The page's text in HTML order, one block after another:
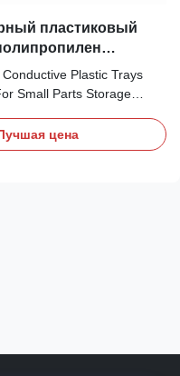
пластиковый
хранения
Plastic Trays
Small Parts Storage
Small Parts Storage 2,
inner walls, stackable, 3,
цена